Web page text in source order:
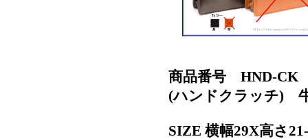
商品番号 HND-CK
(ハンドクラッチ)
SIZE 横幅29X高さ